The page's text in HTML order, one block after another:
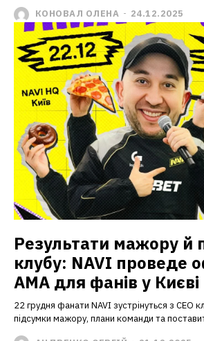
КОНОВАЛ ОЛЕНА - 24.12.2025
Результати мажору й
клубу: NAVI проведе
AMA для фанів у Києві
22 грудня фанати NAVI зустрінуться з CEO
підсумки мажору, плани команди та